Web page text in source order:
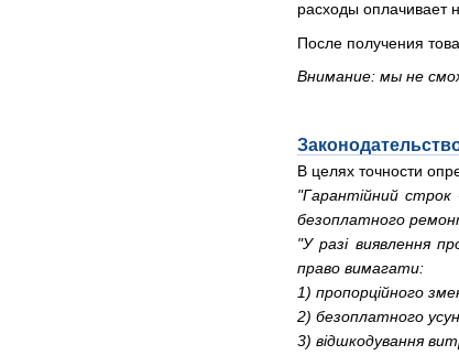
расходы оплачивает
После получения
Внимание: мы не
В целях точности
"Гарантійний строк
безоплатного
"У разі виявлення
право вимагати:
1) пропорційного
2) безоплатного
3) відшкодування